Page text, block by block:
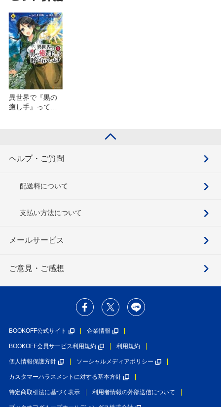
異世界で『黒の
癒し手』って呼
ヘルプ・ご質問
配送料について
支払い方法について
メールサービス
ご意見・ご感想
BOOKOFF公式サイト 企業情報
BOOKOFF会員サービス利用規約 利用規約
個人情報保護方針 ソーシャルメディアポリシー
カスタマーハラスメントに対する基本方針
特定商取引法に基づく表示 利用者情報の外部送信について